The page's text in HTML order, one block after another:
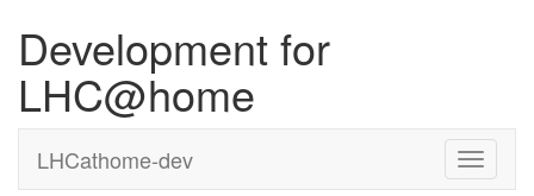
Development for
LHC@home
LHCathome-dev